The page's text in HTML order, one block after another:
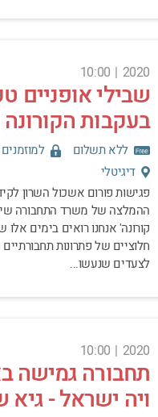
2020
|
10:00
שבילי אופניים
בעקבות הקורונה
ללא תשלום
דיגיטלי
פגישות פורום אשכול השרון
ההמלצה של משרד התחבורה
קורונה' אנחנו רואים בימים
חלוציים של פתרונות
לצעדים שנעשו...
2020
|
10:00
תחבורה גמישה
ויה ישראל - גיא